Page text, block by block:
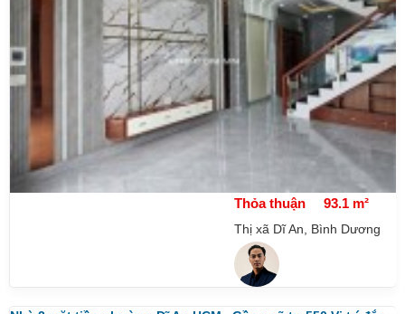
Thỏa thuận 93.1 m²
Thị xã Dĩ An, Bình Dương